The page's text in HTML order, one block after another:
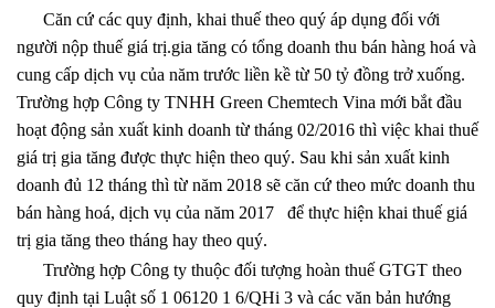
Căn cứ các quy định, khai thuế theo quý áp dụng đối với
người nộp thuế giá trị.gia tăng có tổng doanh thu bán hàng hoá và
cung cấp dịch vụ của năm trước liền kề từ 50 tỷ đồng trở xuống.
Trường hợp Công ty TNHH Green Chemtech Vina mới bắt đầu
hoạt động sản xuất kinh doanh từ tháng 02/2016 thì việc khai thuế
giá trị gia tăng được thực hiện theo quý. Sau khi sản xuất kinh
doanh đủ 12 tháng thì từ năm 2018 sẽ căn cứ theo mức doanh thu
bán hàng hoá, dịch vụ của năm 2017 để thực hiện khai thuế giá
trị gia tăng theo tháng hay theo quý.
Trường hợp Công ty thuộc đối tượng hoàn thuế GTGT theo
quy định tại Luật số 1 06120 1 6/QHi 3 và các văn bản hướng